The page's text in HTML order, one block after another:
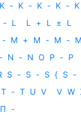
K - K - K - K - K
- L L + L ± L
- M + M - M - M
- N - N O P - P
S - S - S { S -
T - T U V V W
Π -